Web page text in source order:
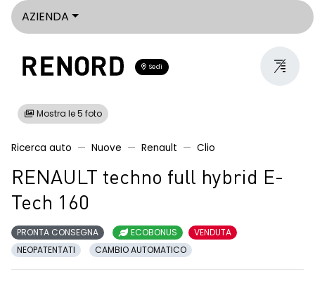
AZIENDA
Sedi
Mostra le 5 foto
Ricerca auto Nuove Renault Clio
RENAULT techno full hybrid E-
Tech 160
PRONTA CONSEGNA ECOBONUS
VENDUTA
NEOPATENTATI
CAMBIO AUTOMATICO